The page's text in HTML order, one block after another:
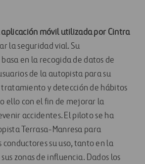
móvil utilizada por Cintra
la seguridad vial. Su
en la recogida de datos de
de la autopista para su
tratamiento y detección de hábitos
ello con el fin de mejorar la
accidentes. El piloto se ha
Terrasa-Manresa para
su uso, tanto en la
zonas de influencia. Dados los